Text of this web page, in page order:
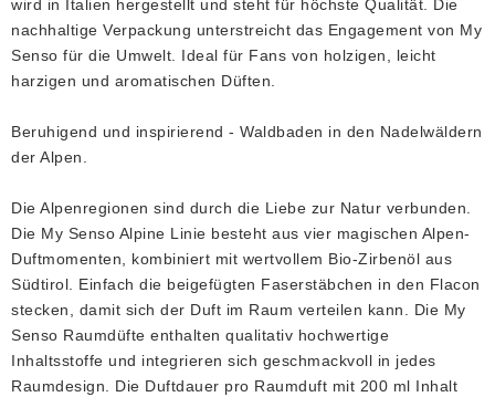
wird in Italien hergestellt und steht für höchste Qualität. Die
nachhaltige Verpackung unterstreicht das Engagement von My
Senso für die Umwelt. Ideal für Fans von holzigen, leicht
harzigen und aromatischen Düften.
Beruhigend und inspirierend - Waldbaden in den Nadelwäldern
der Alpen.
Die Alpenregionen sind durch die Liebe zur Natur verbunden.
Die My Senso Alpine Linie besteht aus vier magischen Alpen-
Duftmomenten, kombiniert mit wertvollem Bio-Zirbenöl aus
Südtirol. Einfach die beigefügten Faserstäbchen in den Flacon
stecken, damit sich der Duft im Raum verteilen kann. Die My
Senso Raumdüfte enthalten qualitativ hochwertige
Inhaltsstoffe und integrieren sich geschmackvoll in jedes
Raumdesign. Die Duftdauer pro Raumduft mit 200 ml Inhalt